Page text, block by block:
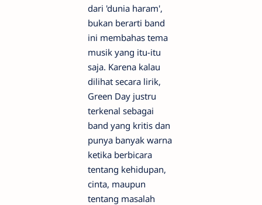
dari 'dunia haram',
bukan berarti band
ini membahas tema
musik yang itu-itu
saja. Karena kalau
dilihat secara lirik,
Green Day justru
terkenal sebagai
band yang kritis dan
punya banyak warna
ketika berbicara
tentang kehidupan,
cinta, maupun
tentang masalah